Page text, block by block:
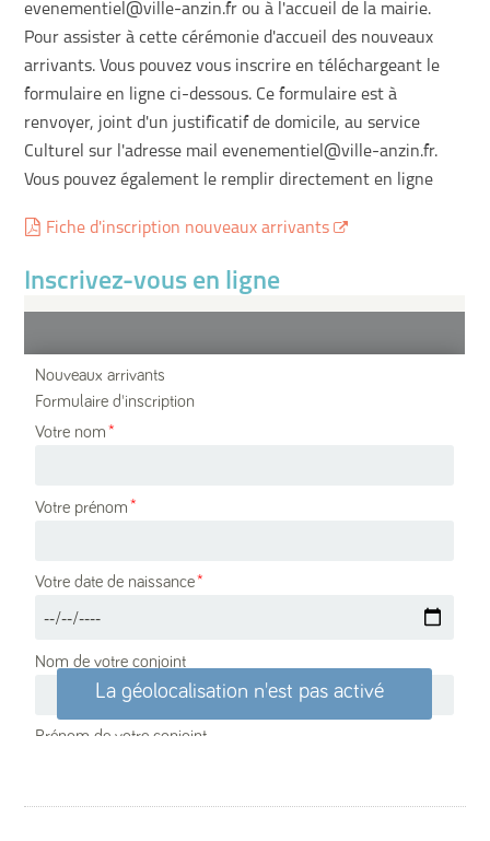
evenementiel@ville-anzin.fr ou à l'accueil de la mairie.
Pour assister à cette cérémonie d'accueil des nouveaux
arrivants. Vous pouvez vous inscrire en téléchargeant le
formulaire en ligne ci-dessous. Ce formulaire est à
renvoyer, joint d'un justificatif de domicile, au service
Culturel sur l'adresse mail evenementiel@ville-anzin.fr.
Vous pouvez également le remplir directement en ligne
Fiche d'inscription nouveaux arrivants
Inscrivez-vous en ligne